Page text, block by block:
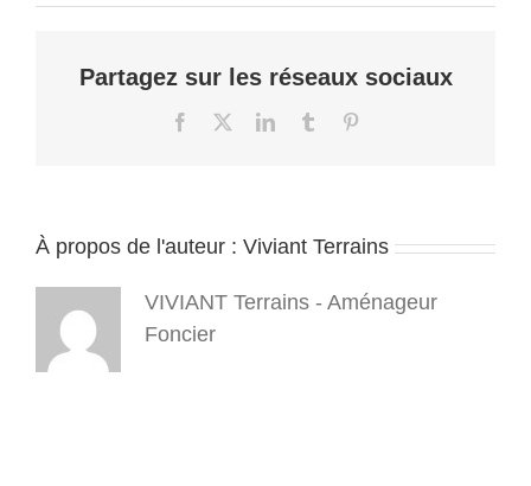
Viviant
terrains
batir
jpg
Partagez sur les réseaux sociaux
Facebook LinkedInTumblr
À propos de l'auteur : Viviant Terrains
VIVIANT Terrains - Aménageur
Foncier